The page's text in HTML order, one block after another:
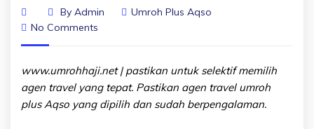
By Admin
Umroh Plus Aqso
No Comments
www.umrohhaji.net | pastikan untuk selektif memilih
agen travel yang tepat. Pastikan agen travel umroh
plus Aqso yang dipilih dan sudah berpengalaman.